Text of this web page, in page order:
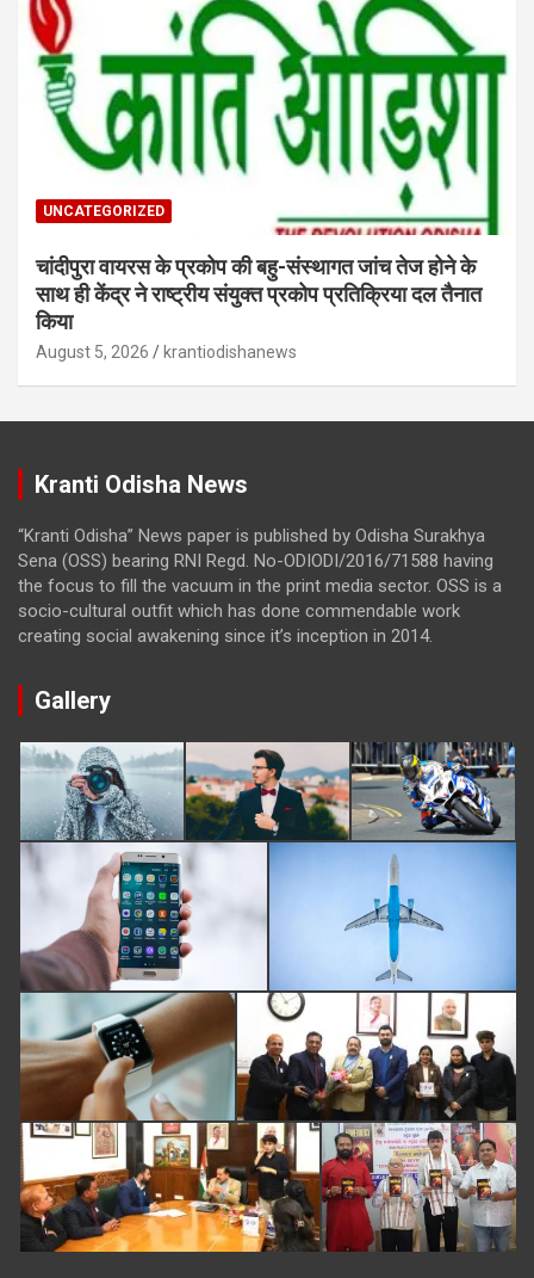
UNCATEGORIZED
चांदीपुरा वायरस के प्रकोप की बहु-संस्थागत जांच तेज होने के
साथ ही केंद्र ने राष्ट्रीय संयुक्त प्रकोप प्रतिक्रिया दल तैनात
किया
August 5, 2026 krantiodishanews
Kranti Odisha News
“Kranti Odisha” News paper is published by Odisha Surakhya
Sena (OSS) bearing RNI Regd. No-ODIODI/2016/71588 having
the focus to fill the vacuum in the print media sector. OSS is a
socio-cultural outfit which has done commendable work
creating social awakening since it’s inception in 2014.
Gallery